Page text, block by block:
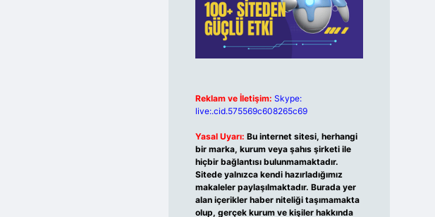
Reklam ve İletişim: Skype:
live:.cid.575569c608265c69
Yasal Uyarı: Bu internet sitesi, herhangi
bir marka, kurum veya şahıs şirketi ile
hiçbir bağlantısı bulunmamaktadır.
Sitede yalnızca kendi hazırladığımız
makaleler paylaşılmaktadır. Burada yer
alan içerikler haber niteliği taşımamakta
olup, gerçek kurum ve kişiler hakkında